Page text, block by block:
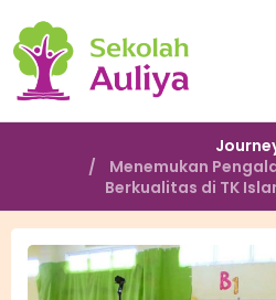
Menemukan
Berkualitas di TK